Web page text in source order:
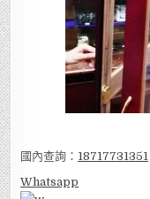
國內查詢： 18717731351
Whatsapp